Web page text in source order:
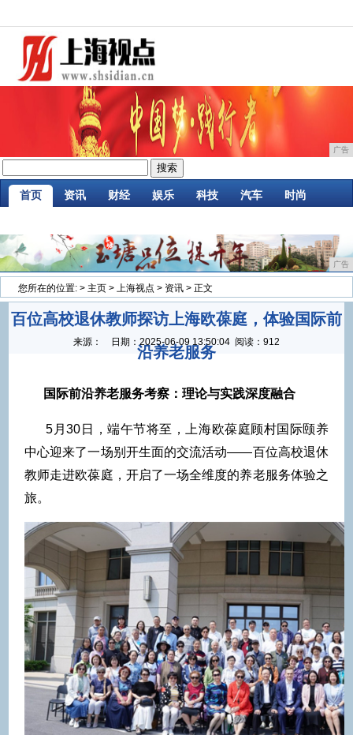
广告
首页 资讯 财经 娱乐 科技 汽车 时尚
广告
您所在的位置: > 主页 > 上海视点 > 资讯 > 正文
百位高校退休教师探访上海欧葆庭，体验国际前
沿养老服务
来源： 日期： 2025-06-09 13:50:04 阅读：912
国际前沿养老服务考察：理论与实践深度融合
5月30日，端午节将至，上海欧葆庭顾村国际颐养
中心迎来了一场别开生面的交流活动——百位高校退休
教师走进欧葆庭，开启了一场全维度的养老服务体验之
旅。